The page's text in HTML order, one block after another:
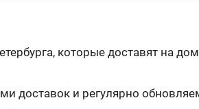
которые доставят на
доставок и регулярно